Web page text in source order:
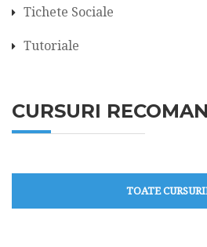
Tichete Sociale
Tutoriale
CURSURI
TOATE